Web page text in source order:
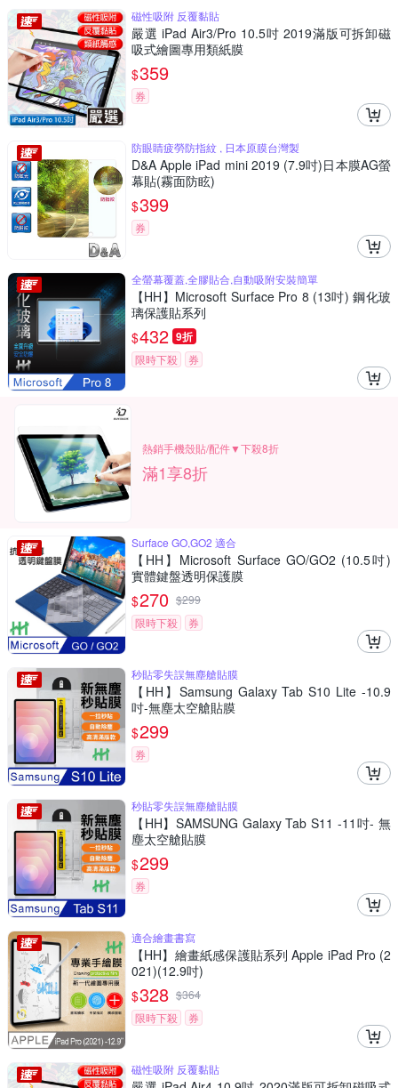
磁性吸附 反覆黏貼
嚴選 iPad Air3/Pro 10.5吋 2019滿版可拆卸磁
吸式繪圖專用類紙膜
$359
券
防眼睛疲勞防指紋 , 日本原膜台灣製
D&A Apple iPad mini 2019 (7.9吋)日本膜AG螢
幕貼(霧面防眩)
$399
券
全螢幕覆蓋,全膠貼合,自動吸附安裝簡單
【HH】Microsoft Surface Pro 8 (13吋) 鋼化玻
璃保護貼系列
$432 9折
限時下殺 券
熱銷手機殼貼/配件▼下殺8折
滿1享8折
Surface GO,GO2 適合
【HH】Microsoft Surface GO/GO2 (10.5吋)
實體鍵盤透明保護膜
$270 $299
限時下殺
券
秒貼零失誤無塵艙貼膜
【HH】Samsung Galaxy Tab S10 Lite -10.9
吋-無塵太空艙貼膜
$299
券
秒貼零失誤無塵艙貼膜
【HH】SAMSUNG Galaxy Tab S11 -11吋- 無
塵太空艙貼膜
$299
券
適合繪畫書寫
【HH】繪畫紙感保護貼系列 Apple iPad Pro (2
021)(12.9吋)
$328 $364
限時下殺
券
磁性吸附 反覆黏貼